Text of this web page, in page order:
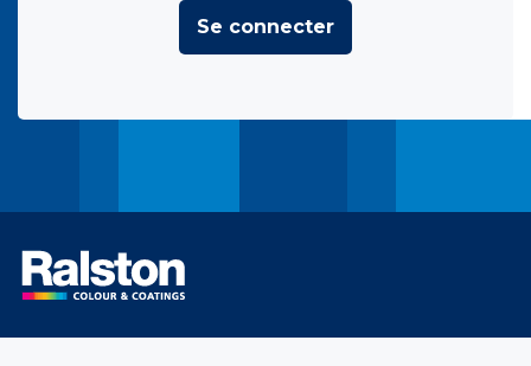
Se connecter